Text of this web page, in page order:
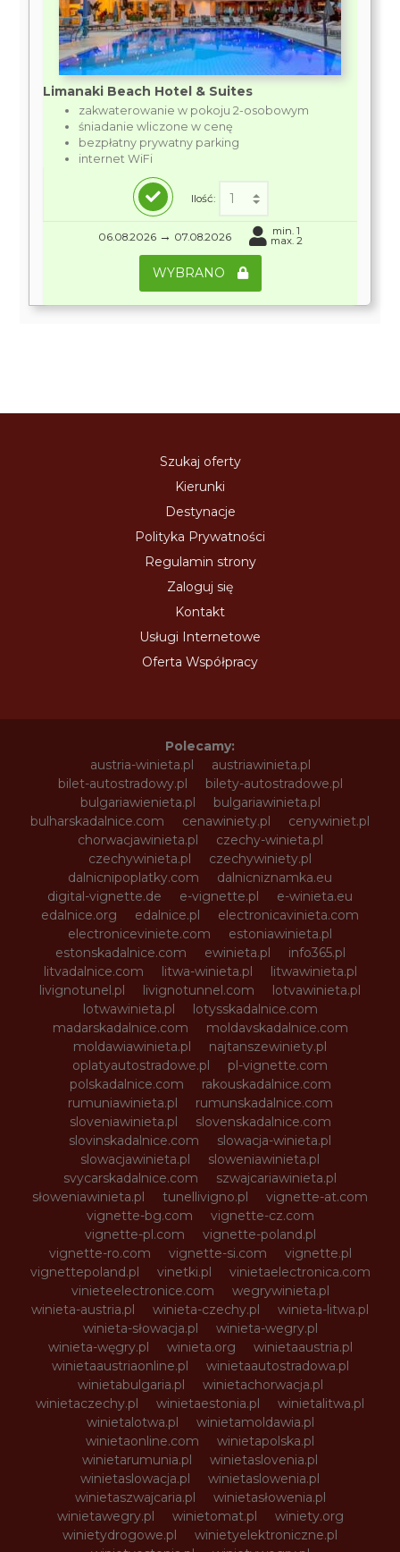
Limanaki Beach Hotel & Suites
zakwaterowanie w pokoju 2-osobowym
śniadanie wliczone w cenę
bezpłatny prywatny parking
internet WiFi
Ilość:
06.08.2026 → 07.08.2026 min. 1
max. 2
WYBRANO
Szukaj oferty
Kierunki
Destynacje
Polityka Prywatności
Regulamin strony
Zaloguj się
Kontakt
Usługi Internetowe
Oferta Współpracy
Polecamy:
austria-winieta.pl
austriawinieta.pl
bilet-autostradowy.pl
bilety-autostradowe.pl
bulgariawienieta.pl
bulgariawinieta.pl
bulharskadalnice.com
cenawiniety.pl
cenywiniet.pl
chorwacjawinieta.pl
czechy-winieta.pl
czechywinieta.pl
czechywiniety.pl
dalnicnipoplatky.com
dalnicniznamka.eu
digital-vignette.de
e-vignette.pl
e-winieta.eu
edalnice.org
edalnice.pl
electronicavinieta.com
electroniceviniete.com
estoniawinieta.pl
estonskadalnice.com
ewinieta.pl
info365.pl
litvadalnice.com
litwa-winieta.pl
litwawinieta.pl
livignotunel.pl
livignotunnel.com
lotvawinieta.pl
lotwawinieta.pl
lotysskadalnice.com
madarskadalnice.com
moldavskadalnice.com
moldawiawinieta.pl
najtanszewiniety.pl
oplatyautostradowe.pl
pl-vignette.com
polskadalnice.com
rakouskadalnice.com
rumuniawinieta.pl
rumunskadalnice.com
sloveniawinieta.pl
slovenskadalnice.com
slovinskadalnice.com
slowacja-winieta.pl
slowacjawinieta.pl
sloweniawinieta.pl
svycarskadalnice.com
szwajcariawinieta.pl
słoweniawinieta.pl
tunellivigno.pl
vignette-at.com
vignette-bg.com
vignette-cz.com
vignette-pl.com
vignette-poland.pl
vignette-ro.com
vignette-si.com
vignette.pl
vignettepoland.pl
vinetki.pl
vinietaelectronica.com
vinieteelectronice.com
wegrywinieta.pl
winieta-austria.pl
winieta-czechy.pl
winieta-litwa.pl
winieta-słowacja.pl
winieta-wegry.pl
winieta-węgry.pl
winieta.org
winietaaustria.pl
winietaaustriaonline.pl
winietaautostradowa.pl
winietabulgaria.pl
winietachorwacja.pl
winietaczechy.pl
winietaestonia.pl
winietalitwa.pl
winietalotwa.pl
winietamoldawia.pl
winietaonline.com
winietapolska.pl
winietarumunia.pl
winietaslovenia.pl
winietaslowacja.pl
winietaslowenia.pl
winietaszwajcaria.pl
winietasłowenia.pl
winietawegry.pl
winietomat.pl
winiety.org
winietydrogowe.pl
winietyelektroniczne.pl